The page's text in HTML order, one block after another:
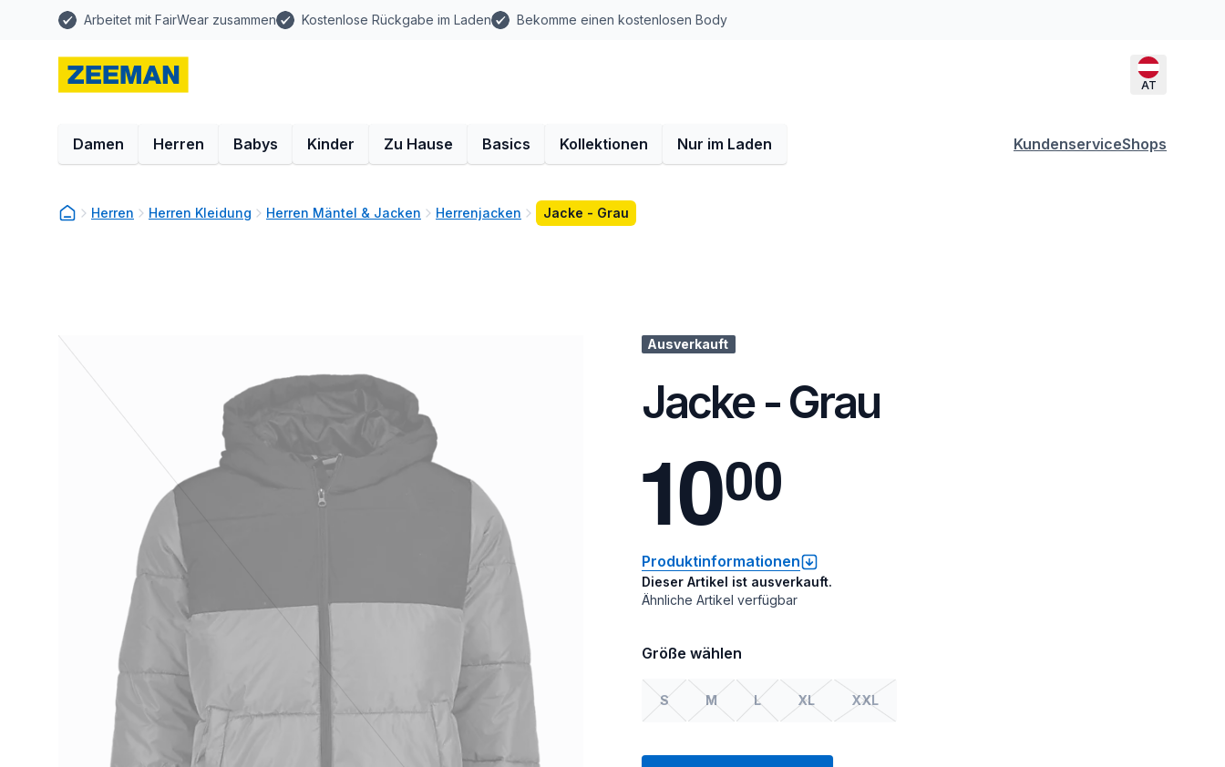
Arbeitet mit FairWear zusammen Kostenlose Rückgabe im Laden Bekomme einen kostenlosen Body
AT
Damen Herren Babys Kinder Zu Hause Basics Kollektionen Nur im Laden KundenserviceShops
Herren Herren Kleidung Herren Mäntel & Jacken Herrenjacken Jacke - Grau
Ausverkauft
Jacke - Grau
1000
Produktinformationen
Dieser Artikel ist ausverkauft.
Ähnliche Artikel verfügbar
Größe wählen
S M L XL XXL